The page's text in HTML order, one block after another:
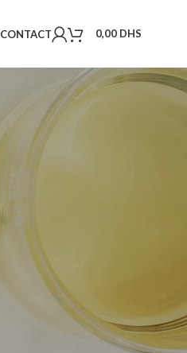
CONTACT 0,00 DHS